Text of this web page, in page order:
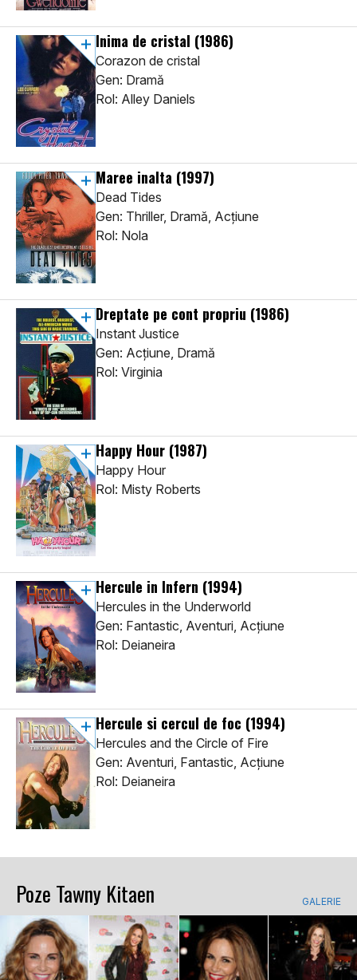
Inima de cristal (1986)
Corazon de cristal
Gen: Dramă
Rol: Alley Daniels
Maree inalta (1997)
Dead Tides
Gen: Thriller, Dramă, Acţiune
Rol: Nola
Dreptate pe cont propriu (1986)
Instant Justice
Gen: Acţiune, Dramă
Rol: Virginia
Happy Hour (1987)
Happy Hour
Rol: Misty Roberts
Hercule in Infern (1994)
Hercules in the Underworld
Gen: Fantastic, Aventuri, Acţiune
Rol: Deianeira
Hercule si cercul de foc (1994)
Hercules and the Circle of Fire
Gen: Aventuri, Fantastic, Acţiune
Rol: Deianeira
Poze Tawny Kitaen GALERIE